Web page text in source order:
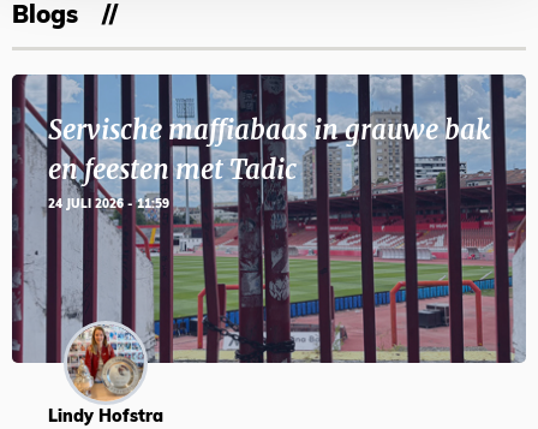
Blogs
Servische maffiabaas in grauwe bak
en feesten met Tadic
24 JULI 2026 - 11:59
Lindy Hofstra